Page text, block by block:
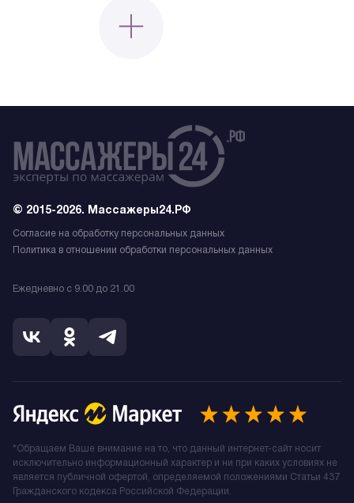
© 2015-2026. Массажеры24.РФ
Согласие на обработку персональных данных
Политика в отношении обработки персональных данных
Ежедневно с 9.00 до 21.00
*Обращаем Ваше внимание на то, что данный интернет-сайт носит
исключительно информационный характер и ни при каких условиях не
является публичной офертой, определяемой положениями Статьи 437
Гражданского кодекса Российской Федерации.